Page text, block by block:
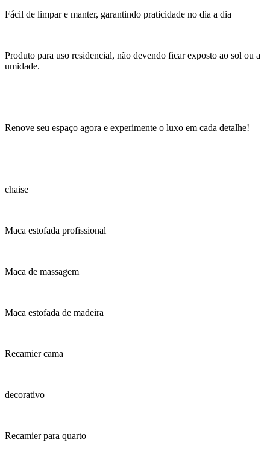
Fácil de limpar e manter, garantindo praticidade no dia a dia
Produto para uso residencial, não devendo ficar exposto ao sol ou a
umidade.
Renove seu espaço agora e experimente o luxo em cada detalhe!
chaise
Maca estofada profissional
Maca de massagem
Maca estofada de madeira
Recamier cama
decorativo
Recamier para quarto